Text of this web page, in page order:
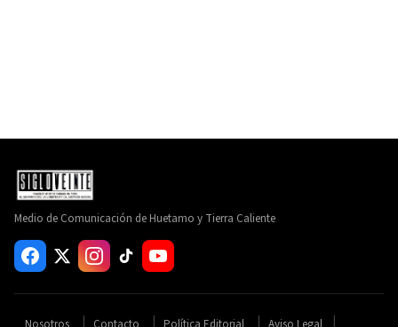
Medio de Comunicación de Huetamo y Tierra Caliente